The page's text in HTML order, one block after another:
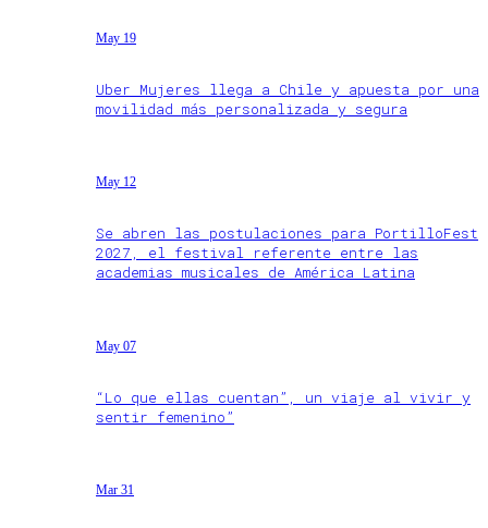
May 19
Uber Mujeres llega a Chile y apuesta por una
movilidad más personalizada y segura
May 12
Se abren las postulaciones para PortilloFest
2027, el festival referente entre las
academias musicales de América Latina
May 07
“Lo que ellas cuentan”, un viaje al vivir y
sentir femenino”
Mar 31